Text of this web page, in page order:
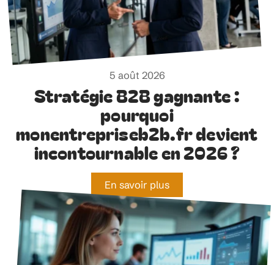
5 août 2026
Stratégie B2B gagnante :
pourquoi
monentrepriseb2b.fr devient
incontournable en 2026 ?
En savoir plus